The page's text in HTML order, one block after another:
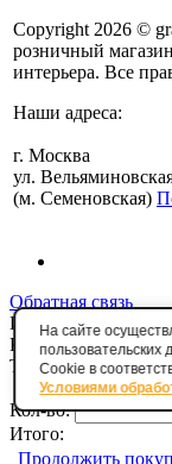
Copyright 2026 ©
розничный
интерьера. Все
Наши адреса:
г. Москва
ул.
(м. Семеновская)
Обратная связь
Избранное0
Корзина0
Товар добавлен в
Кол-во:
Итого:
Продолжить
На сайте
пользовательских
Cookie в
Условиями